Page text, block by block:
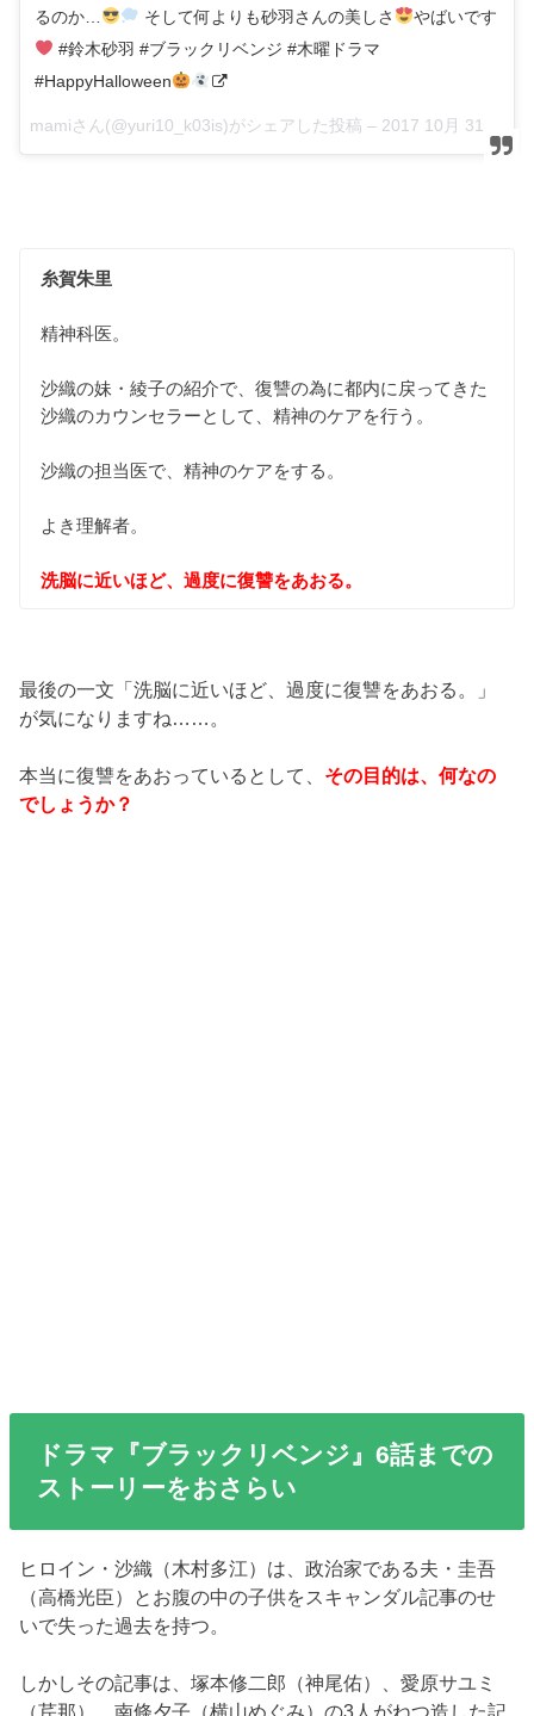
るのか…
そして何よりも砂羽さんの美しさ
やばいです
#鈴木砂羽 #ブラックリベンジ #木曜ドラマ
#HappyHalloween
mamiさん(@yuri10_k03is)がシェアした投稿 – 2017 10月 31 5:52午前 PDT
糸賀朱里
精神科医。
沙織の妹・綾子の紹介で、復讐の為に都内に戻ってきた
沙織のカウンセラーとして、精神のケアを行う。
沙織の担当医で、精神のケアをする。
よき理解者。
洗脳に近いほど、過度に復讐をあおる。
最後の一文「洗脳に近いほど、過度に復讐をあおる。」
が気になりますね……。
本当に復讐をあおっているとして、 その目的は、何なの
でしょうか？
ドラマ『ブラックリベンジ』6話までの
ストーリーをおさらい
ヒロイン・沙織（木村多江）は、政治家である夫・圭吾
（高橋光臣）とお腹の中の子供をスキャンダル記事のせ
いで失った過去を持つ。
しかしその記事は、塚本修二郎（神尾佑）、愛原サユミ
（芹那）、南條夕子（横山めぐみ）の3人がねつ造した記